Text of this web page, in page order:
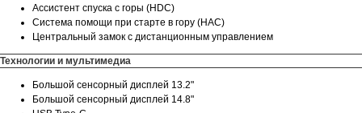
Ассистент спуска с горы (HDC)
Система помощи при старте в гору (HAC)
Центральный замок с дистанционным управлением
Технологии и мультимедиа
Большой сенсорный дисплей 13.2"
Большой сенсорный дисплей 14.8"